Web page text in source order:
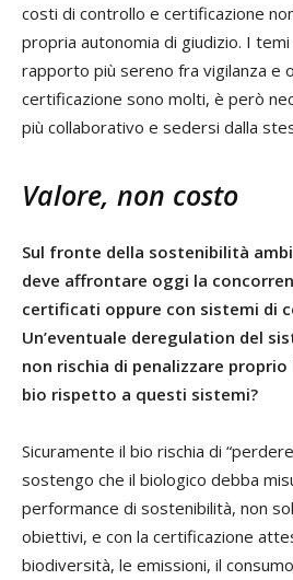
costi di controllo e certificazione
propria autonomia di giudizio. I
rapporto più sereno fra vigilanza e
certificazione sono molti, è però
più collaborativo e sedersi dalla
Valore, non costo
Sul fronte della sostenibilità
deve affrontare oggi la
certificati oppure con sistemi di
Un’eventuale deregulation del
non rischia di penalizzare
bio rispetto a questi sistemi?
Sicuramente il bio rischia di
sostengo che il biologico debba
performance di sostenibilità, non
obiettivi, e con la certificazione
biodiversità, le emissioni, il